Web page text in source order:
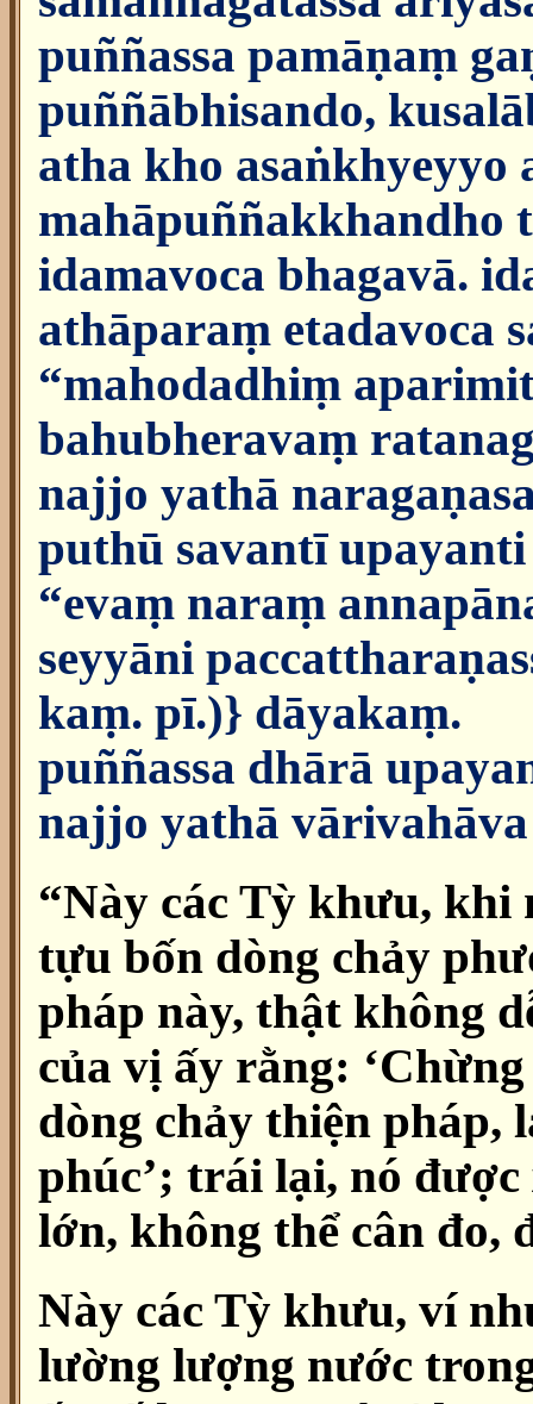
puññassa pamāṇaṃ
puññābhisando,
atha kho asaṅkhyeyyo
mahāpuññakkhandho
idamavoca bhagavā.
athāparaṃ etadavoca
“mahodadhiṃ
bahubheravaṃ
najjo yathā
puthū savantī upayanti
“evaṃ naraṃ
seyyāni
kaṃ. pī.)} dāyakaṃ.
puññassa dhārā
najjo yathā
“Này các Tỳ khưu,
tựu bốn dòng chảy
pháp này, thật không
của vị ấy rằng:
dòng chảy thiện pháp,
phúc’; trái lại, nó
lớn, không thể cân đo,
Này các Tỳ khưu, ví
lường lượng nước